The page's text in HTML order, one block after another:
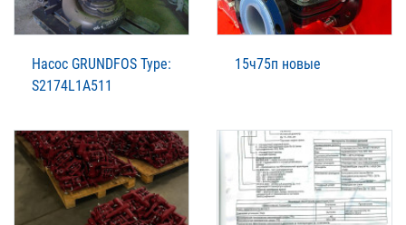
Насос GRUNDFOS Type:
S2174L1A511
15ч75п новые